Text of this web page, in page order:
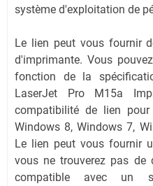
système d'exploitation de
Le lien peut vous fournir
d'imprimante. Vous
fonction de la
LaserJet Pro M15a
compatibilité de lien
Windows 8, Windows 7,
Le lien peut vous fournir
vous ne trouverez pas de
compatible avec un